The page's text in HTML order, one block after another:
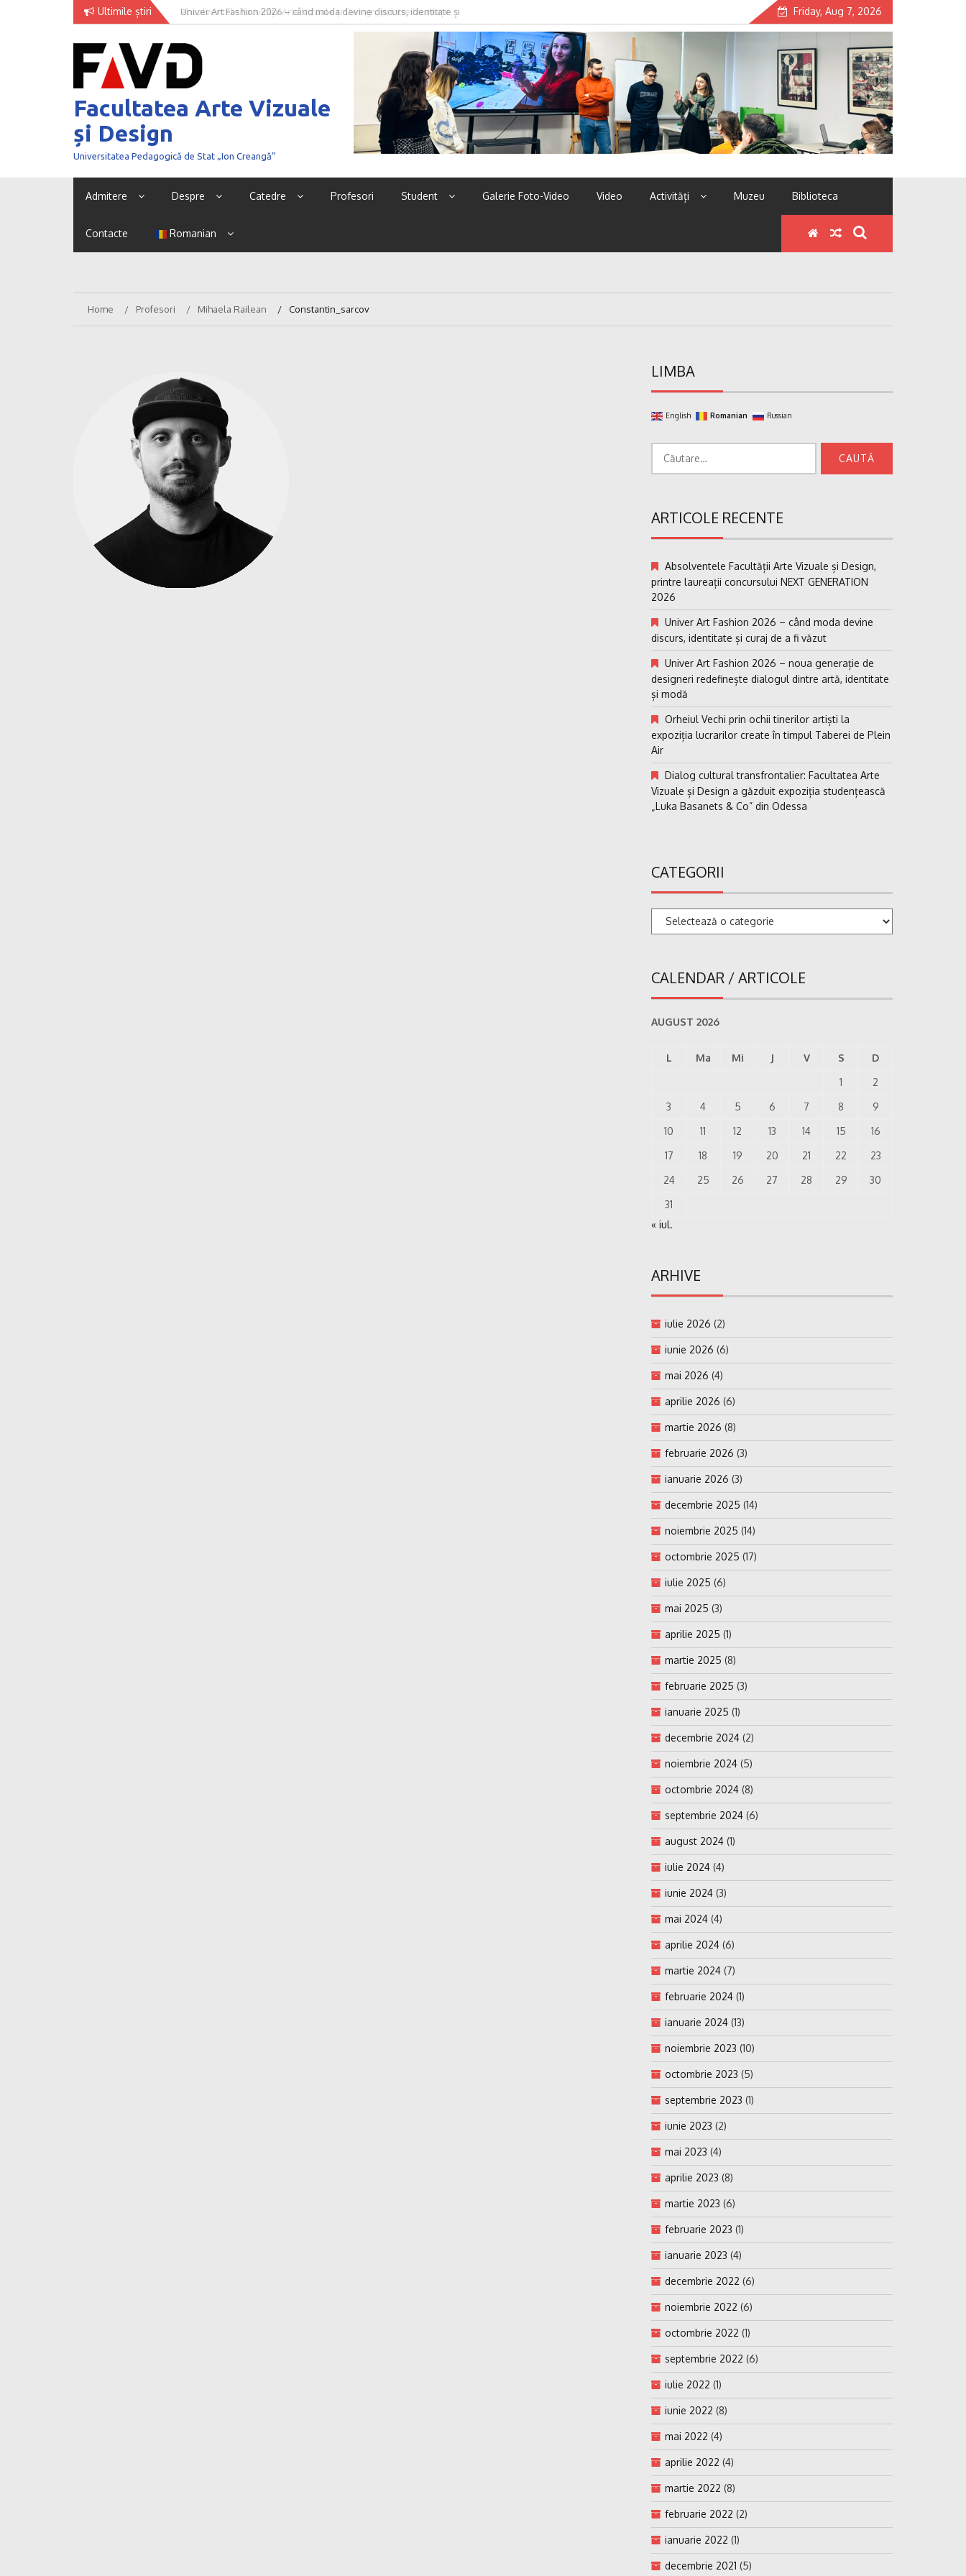
Ultimile știri
Univer Art Fashion 2026 – când moda devine discurs, identitate și
curaj de a fi văzut
Friday, Aug 7, 2026
Facultatea Arte Vizuale
și Design
Universitatea Pedagogică de Stat „Ion Creangă”
Admitere Despre Catedre Profesori Student Galerie Foto-Video Video Activități Muzeu Biblioteca
Contacte Romanian
Home Profesori Mihaela Railean Constantin_sarcov
LIMBA
English Romanian Russian
după:
ARTICOLE RECENTE
Absolventele Facultății Arte Vizuale și Design,
printre laureații concursului NEXT GENERATION
2026
Univer Art Fashion 2026 – când moda devine
discurs, identitate și curaj de a fi văzut
Univer Art Fashion 2026 – noua generație de
designeri redefinește dialogul dintre artă, identitate
și modă
Orheiul Vechi prin ochii tinerilor artiști la
expoziția lucrarilor create în timpul Taberei de Plein
Air
Dialog cultural transfrontalier: Facultatea Arte
Vizuale și Design a găzduit expoziția studențească
„Luka Basanets & Co” din Odessa
CATEGORII
Categorii
CALENDAR / ARTICOLE
AUGUST 2026
L Ma Mi J V S
D
1
2
3
4 5 6 7 8
9
10
11 12 13 14 15
16
17
18 19 20 21 22
23
24
25 26 27 28 29
30
31
« iul.
ARHIVE
iulie 2026 (2)
iunie 2026 (6)
mai 2026 (4)
aprilie 2026 (6)
martie 2026 (8)
februarie 2026 (3)
ianuarie 2026 (3)
decembrie 2025 (14)
noiembrie 2025 (14)
octombrie 2025 (17)
iulie 2025 (6)
mai 2025 (3)
aprilie 2025 (1)
martie 2025 (8)
februarie 2025 (3)
ianuarie 2025 (1)
decembrie 2024 (2)
noiembrie 2024 (5)
octombrie 2024 (8)
septembrie 2024 (6)
august 2024 (1)
iulie 2024 (4)
iunie 2024 (3)
mai 2024 (4)
aprilie 2024 (6)
martie 2024 (7)
februarie 2024 (1)
ianuarie 2024 (13)
noiembrie 2023 (10)
octombrie 2023 (5)
septembrie 2023 (1)
iunie 2023 (2)
mai 2023 (4)
aprilie 2023 (8)
martie 2023 (6)
februarie 2023 (1)
ianuarie 2023 (4)
decembrie 2022 (6)
noiembrie 2022 (6)
octombrie 2022 (1)
septembrie 2022 (6)
iulie 2022 (1)
iunie 2022 (8)
mai 2022 (4)
aprilie 2022 (4)
martie 2022 (8)
februarie 2022 (2)
ianuarie 2022 (1)
decembrie 2021 (5)